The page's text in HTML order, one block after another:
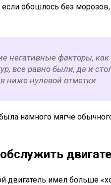
обошлось без
негативные факторы,
все равно были, да и
ниже нулевой отметки.
намного мягче
двигатель имел больше